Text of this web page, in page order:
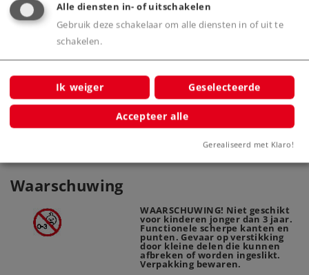
Märklin Start up - C-rail
uitbreidingsset C1
24900
Waarschuwing
WAARSCHUWING! Niet geschikt
voor kinderen jonger dan 3 jaar.
Functionele scherpe kanten en
punten. Gevaar op verstikking
door kleine delen die kunnen
afbreken of worden ingeslikt.
Verpakking bewaren.
Alle diensten in- of uitschakelen
Gebruik deze schakelaar om alle diensten in of uit te
schakelen.
Ik weiger Geselecteerde
Accepteer alle
Gerealiseerd met Klaro!